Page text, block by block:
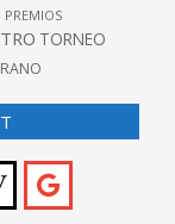
PREMIOS
TORNEO